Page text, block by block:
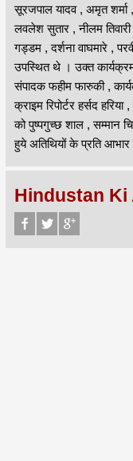
सूरजपाल यादव , अमृत
लवलेश सुतार , नीलम तिवारी
गड्डम , दर्शना वाघमारे ,
उपस्थित थे । उक्त
संपादक फहीम फारुकी ,
क्राइम रिपोर्टर हर्सद
को पुष्पगुच्छ शाल , सम्मान
हुये अतिथियों के प्रति
Hindustan Ki